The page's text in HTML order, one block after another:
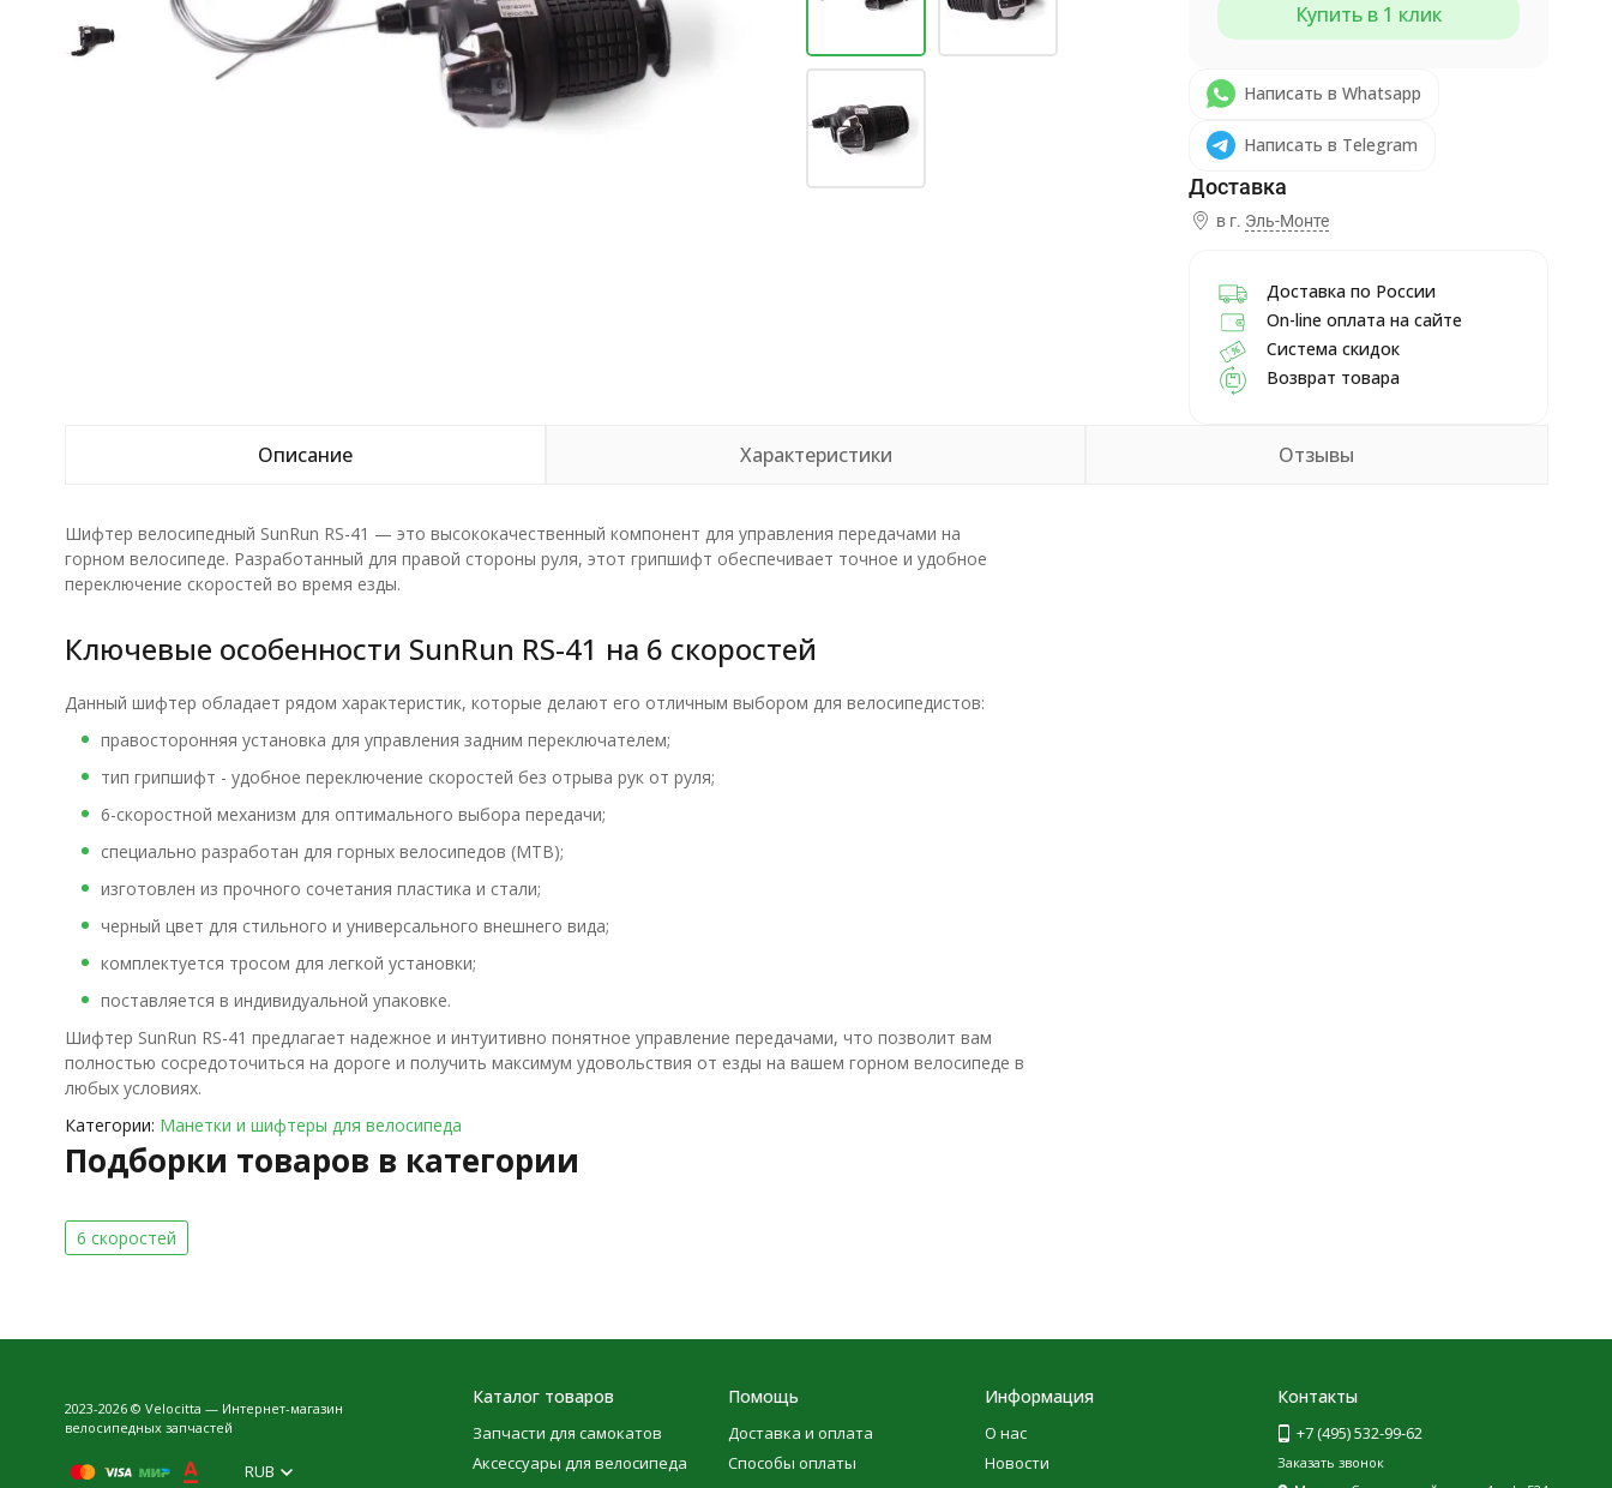
Купить в 1 клик
Написать в Whatsapp
Написать в Telegram
в г. Эль-Монте
Доставка по России
On-line оплата на сайте
Система скидок
Возврат товара
Описание Характеристики Отзывы
Шифтер велосипедный SunRun RS-41 — это высококачественный компонент для управления передачами на
горном велосипеде. Разработанный для правой стороны руля, этот грипшифт обеспечивает точное и удобное
переключение скоростей во время езды.
Ключевые особенности SunRun RS-41 на 6 скоростей
Данный шифтер обладает рядом характеристик, которые делают его отличным выбором для велосипедистов:
правосторонняя установка для управления задним переключателем;
тип грипшифт - удобное переключение скоростей без отрыва рук от руля;
6-скоростной механизм для оптимального выбора передачи;
специально разработан для горных велосипедов (MTB);
изготовлен из прочного сочетания пластика и стали;
черный цвет для стильного и универсального внешнего вида;
комплектуется тросом для легкой установки;
поставляется в индивидуальной упаковке.
Шифтер SunRun RS-41 предлагает надежное и интуитивно понятное управление передачами, что позволит вам
полностью сосредоточиться на дороге и получить максимум удовольствия от езды на вашем горном велосипеде в
любых условиях.
Категории: Манетки и шифтеры для велосипеда
Подборки товаров в категории
6 скоростей
2023-2026 © Velocitta — Интернет-магазин
велосипедных запчастей
RUB
Каталог товаров
Запчасти для самокатов
Аксессуары для велосипеда
Помощь
Доставка и оплата
Способы оплаты
Информация
О нас
Новости
Контакты
+7 (495) 532-99-62
Заказать звонок